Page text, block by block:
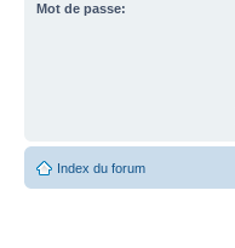
Mot de passe:
Index du forum